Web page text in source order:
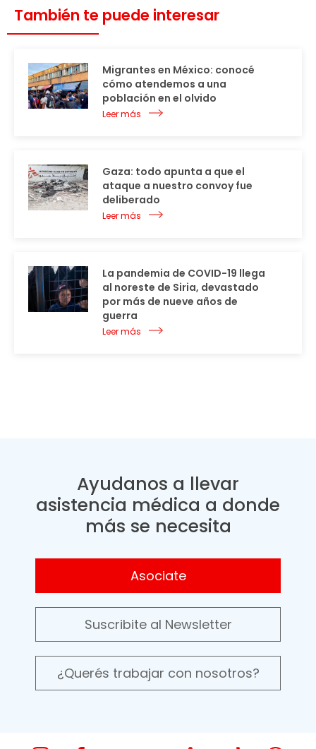
También te puede interesar
Migrantes en México: conocé
cómo atendemos a una
población en el olvido
Leer más
Gaza: todo apunta a que el
ataque a nuestro convoy fue
deliberado
Leer más
La pandemia de COVID-19 llega
al noreste de Siria, devastado
por más de nueve años de
guerra
Leer más
Ayudanos a llevar
asistencia médica a donde
más se necesita
Asociate
Suscribite al Newsletter
¿Querés trabajar con nosotros?